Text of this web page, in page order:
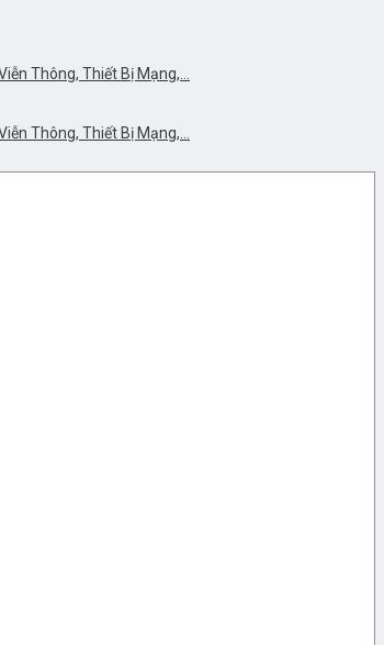
Thông, Thiết Bị Mạng,…
Thông, Thiết Bị Mạng,…